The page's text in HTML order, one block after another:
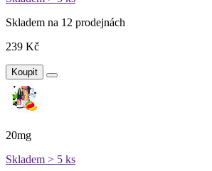
Skladem na 12 prodejnách
239 Kč
Koupit
20mg
Skladem > 5 ks